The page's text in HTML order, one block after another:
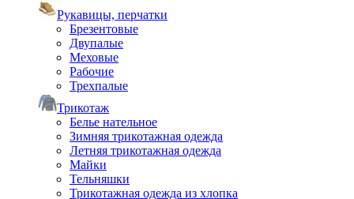
Рукавицы, перчатки
Брезентовые
Двупалые
Меховые
Рабочие
Трехпалые
Трикотаж
Белье нательное
Зимняя трикотажная одежда
Летняя трикотажная одежда
Майки
Тельняшки
Трикотажная одежда из хлопка